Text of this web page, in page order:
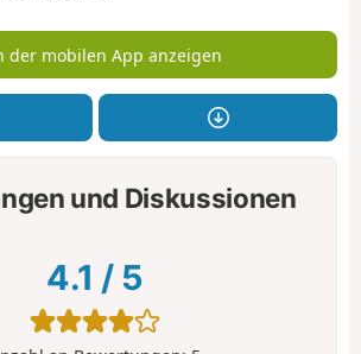
der mobilen App anzeigen
und Diskussionen
4.1 / 5